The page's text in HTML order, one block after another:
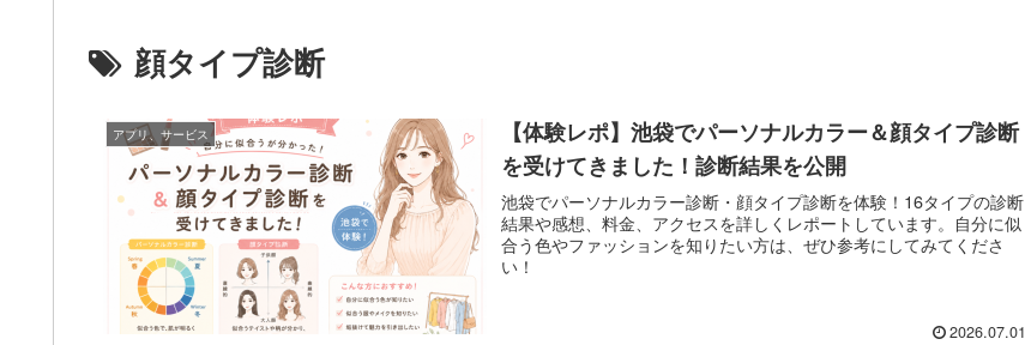
顔タイプ診断
アプリ、サービス
【体験レポ】池袋でパーソナルカラー＆顔タイプ診断
を受けてきました！診断結果を公開
池袋でパーソナルカラー診断・顔タイプ診断を体験！16タイプの診断
結果や感想、料金、アクセスを詳しくレポートしています。自分に似
合う色やファッションを知りたい方は、ぜひ参考にしてみてくださ
い！
2026.07.01